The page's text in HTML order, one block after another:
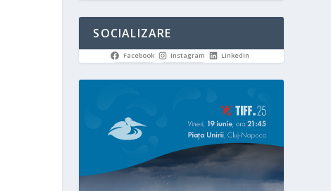
SOCIALIZARE
Facebook Instagram LinkedIn